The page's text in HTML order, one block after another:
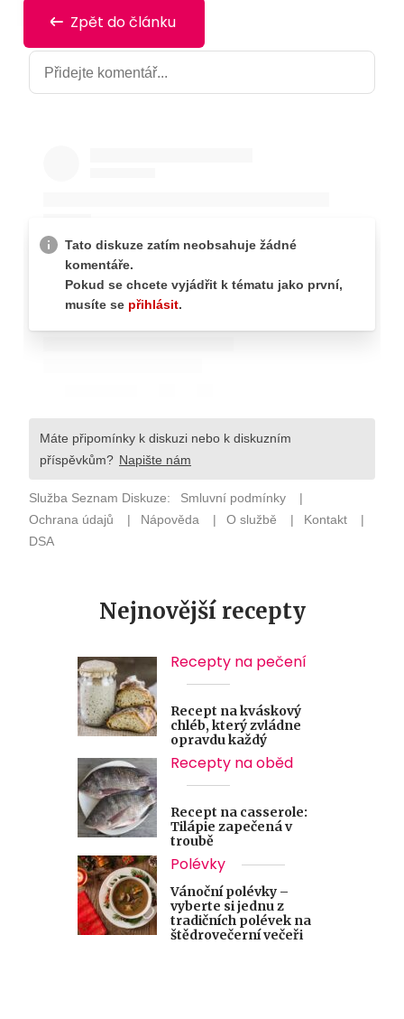
Zpět do článku
Nejnovější recepty
Recepty na pečení
Recept na kváskový
chléb, který zvládne
opravdu každý
Recepty na oběd
Recept na casserole:
Tilápie zapečená v
troubě
Polévky
Vánoční polévky –
vyberte si jednu z
tradičních polévek na
štědrovečerní večeři